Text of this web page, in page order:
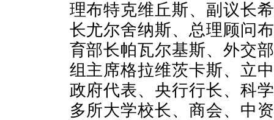
理布特克维丘斯、副议长
长尤尔舍纳斯、总理顾问
育部长帕瓦尔基斯、外交
组主席格拉维茨卡斯、立
政府代表、央行行长、科
多所大学校长、商会、中